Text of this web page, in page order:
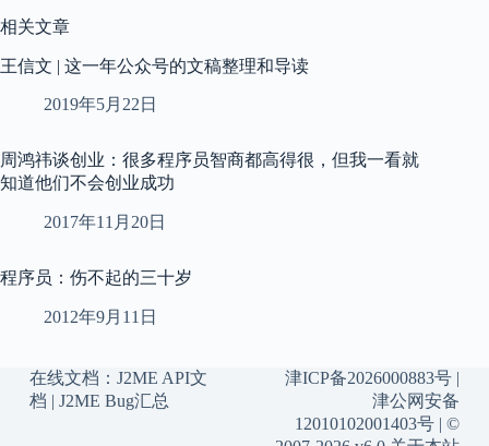
相关文章
王信文 | 这一年公众号的文稿整理和导读
2019年5月22日
周鸿祎谈创业：很多程序员智商都高得很，但我一看就
知道他们不会创业成功
2017年11月20日
程序员：伤不起的三十岁
2012年9月11日
在线文档： J2ME API文
档 | J2ME Bug汇总
津ICP备2026000883号 |
津公网安备
12010102001403号 | ©